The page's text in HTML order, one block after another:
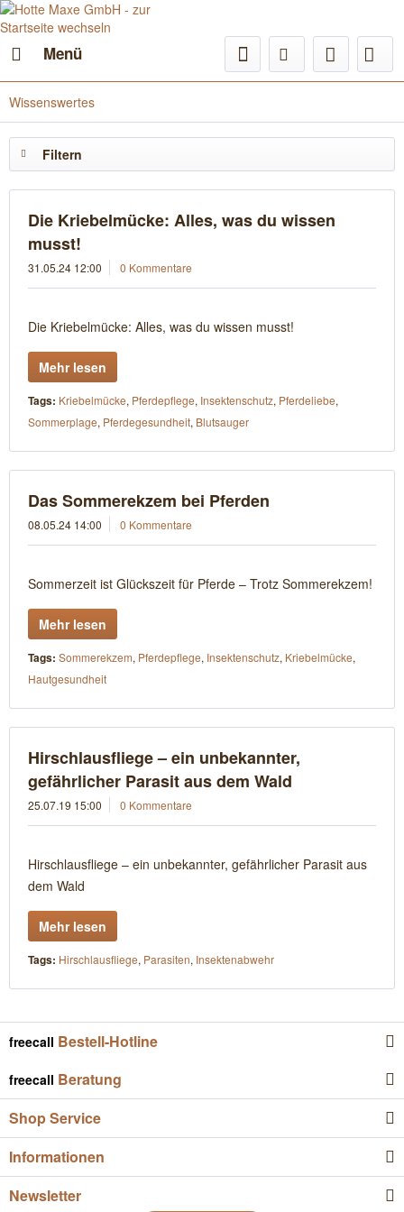
Menü
Wissenswertes
Filtern
Die Kriebelmücke: Alles, was du wissen
musst!
31.05.24 12:00 0 Kommentare
Die Kriebelmücke: Alles, was du wissen musst!
Mehr lesen
Tags: Kriebelmücke, Pferdepflege, Insektenschutz, Pferdeliebe,
Sommerplage, Pferdegesundheit, Blutsauger
Das Sommerekzem bei Pferden
08.05.24 14:00 0 Kommentare
Sommerzeit ist Glückszeit für Pferde – Trotz Sommerekzem!
Mehr lesen
Tags: Sommerekzem, Pferdepflege, Insektenschutz, Kriebelmücke,
Hautgesundheit
Hirschlausfliege – ein unbekannter,
gefährlicher Parasit aus dem Wald
25.07.19 15:00 0 Kommentare
Hirschlausfliege – ein unbekannter, gefährlicher Parasit aus
dem Wald
Mehr lesen
Tags: Hirschlausfliege, Parasiten, Insektenabwehr
freecall Bestell-Hotline
freecall Beratung
Shop Service
Informationen
Newsletter